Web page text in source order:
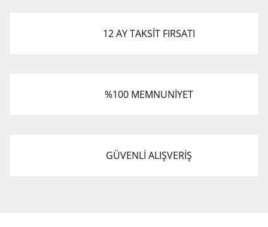
12 AY TAKSİT FIRSATI
%100 MEMNUNİYET
GÜVENLİ ALIŞVERİŞ